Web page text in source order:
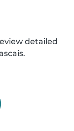
detailed